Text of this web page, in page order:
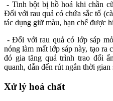
- Tinh bột bị hồ hoá khi chần
Đối với rau quả có chứa sắc tố
tác dụng giữ màu, hạn chế được
- Đối với rau quả có lớp sáp
nóng làm mất lớp sáp này, tạo ra
đó gia tăng quá trình trao đổi
quanh, dẫn đến rút ngắn thời gian
Xử lý hoá chất